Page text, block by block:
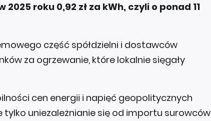
roku 0,92 zł za kWh, czyli o ponad 11
część spółdzielni i dostawców
za ogrzewanie, które lokalnie sięgały
cen energii i napięć geopolitycznych
tylko uniezależnianie się od importu surowców